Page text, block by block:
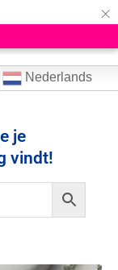
×
Nederlands
je
vindt!